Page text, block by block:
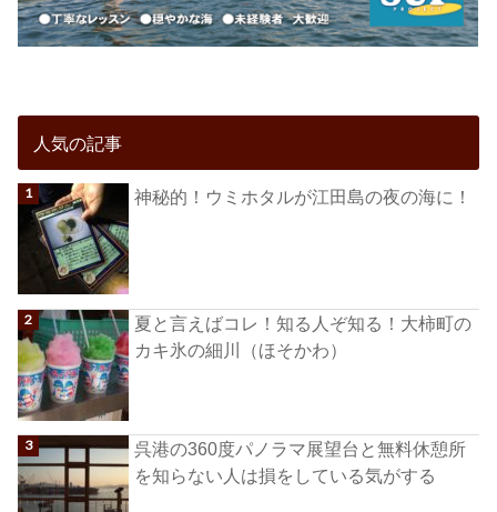
人気の記事
神秘的！ウミホタルが江田島の夜の海に！
夏と言えばコレ！知る人ぞ知る！大柿町の
カキ氷の細川（ほそかわ）
呉港の360度パノラマ展望台と無料休憩所
を知らない人は損をしている気がする